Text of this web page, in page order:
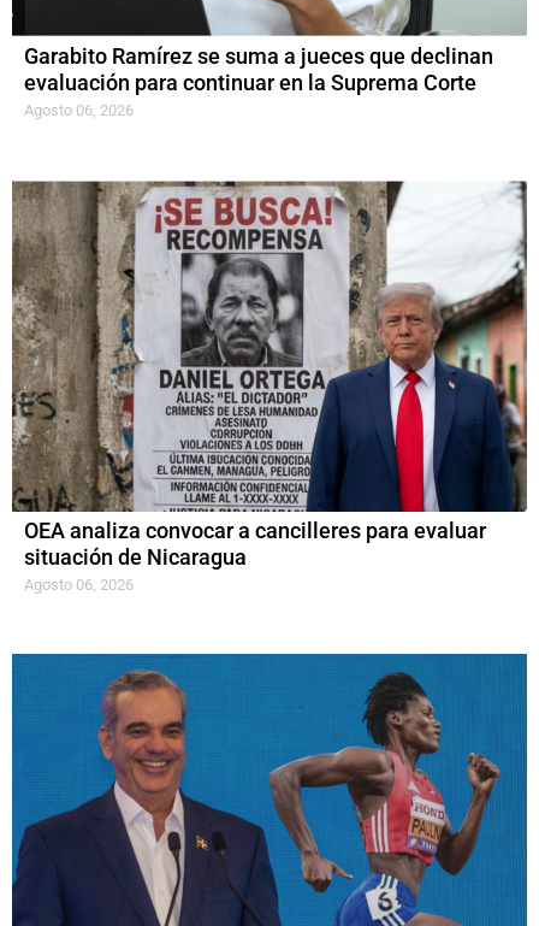
Garabito Ramírez se suma a jueces que declinan
evaluación para continuar en la Suprema Corte
Agosto 06, 2026
OEA analiza convocar a cancilleres para evaluar
situación de Nicaragua
Agosto 06, 2026